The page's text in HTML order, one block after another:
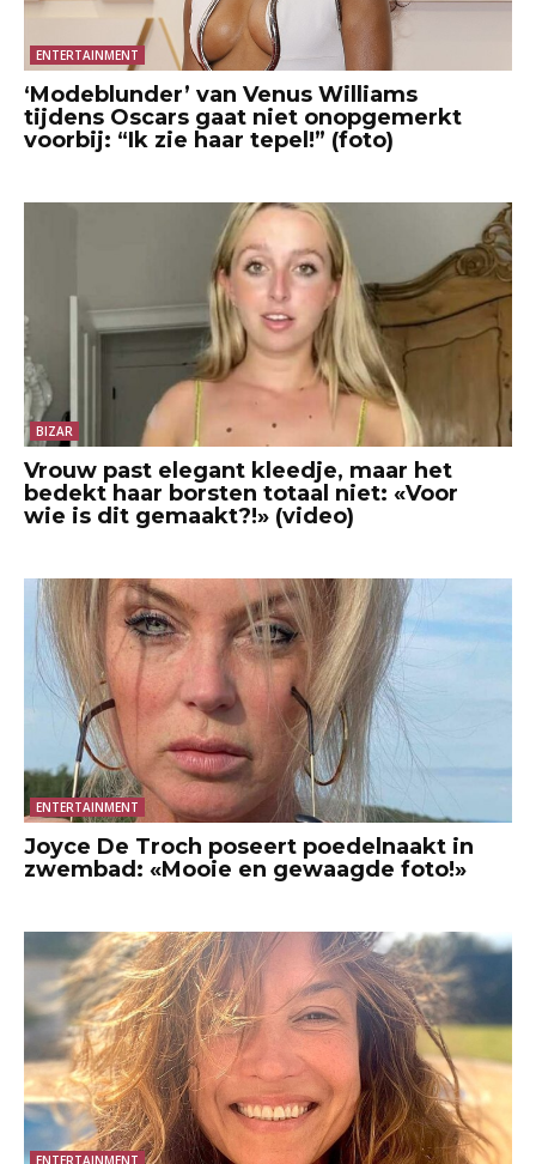
ENTERTAINMENT
‘Modeblunder’ van Venus Williams
tijdens Oscars gaat niet onopgemerkt
voorbij: “Ik zie haar tepel!” (foto)
BIZAR
Vrouw past elegant kleedje, maar het
bedekt haar borsten totaal niet: «Voor
wie is dit gemaakt?!» (video)
ENTERTAINMENT
Joyce De Troch poseert poedelnaakt in
zwembad: «Mooie en gewaagde foto!»
ENTERTAINMENT